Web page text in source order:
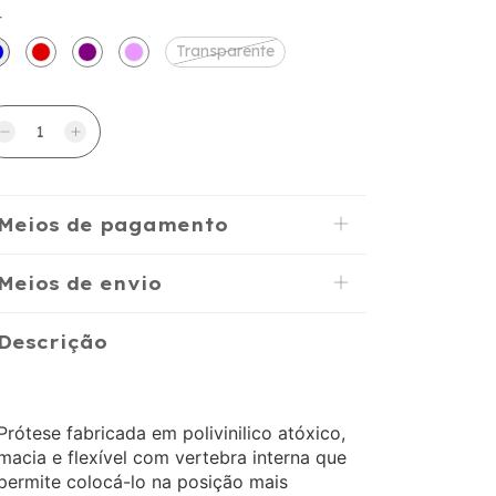
Transparente
de pagamento
de envio
fabricada em polivinilico atóxico,
e flexível com vertebra interna que
colocá-lo na posição mais